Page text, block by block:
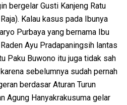
bergelar Gusti Kanjeng Ratu
Kalau kasus pada Ibunya
Purbaya yang bernama Ibu
Ayu Pradapaningsih lantas
Paku Buwono itu juga tidak sah
sebelumnya sudah pernah
berdasar Aturan Turun
Agung Hanyakrakusuma gelar